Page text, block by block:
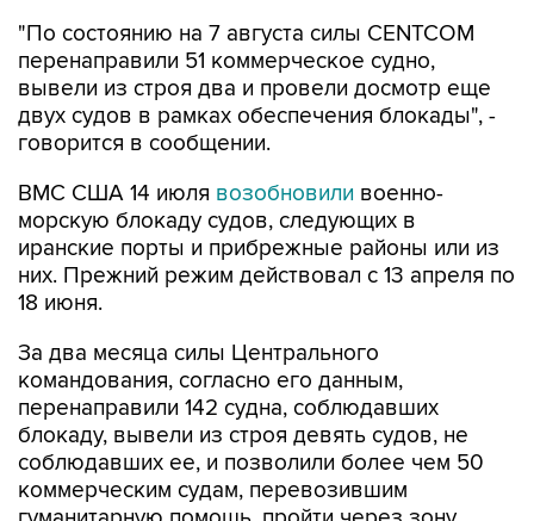
"По состоянию на 7 августа силы CENTCOM
перенаправили 51 коммерческое судно,
вывели из строя два и провели досмотр еще
двух судов в рамках обеспечения блокады", -
говорится в сообщении.
ВМС США 14 июля возобновили военно-
морскую блокаду судов, следующих в
иранские порты и прибрежные районы или из
них. Прежний режим действовал с 13 апреля по
18 июня.
За два месяца силы Центрального
командования, согласно его данным,
перенаправили 142 судна, соблюдавших
блокаду, вывели из строя девять судов, не
соблюдавших ее, и позволили более чем 50
коммерческим судам, перевозившим